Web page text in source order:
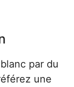
par du
une